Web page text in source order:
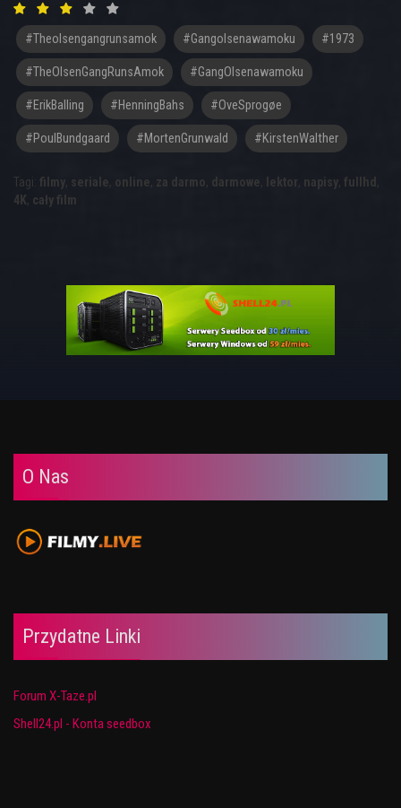
#theolsengangrunsamok #gangolsenawamoku #1973
#TheOlsenGangRunsAmok #GangOlsenawamoku
#ErikBalling #HenningBahs #OveSprogøe
#PoulBundgaard #MortenGrunwald #KirstenWalther
Tagi: filmy, seriale, online, za darmo, darmowe, lektor, napisy, fullhd ,
4K, cały film
O Nas
Przydatne Linki
Forum X-Taze.pl
Shell24.pl - Konta seedbox